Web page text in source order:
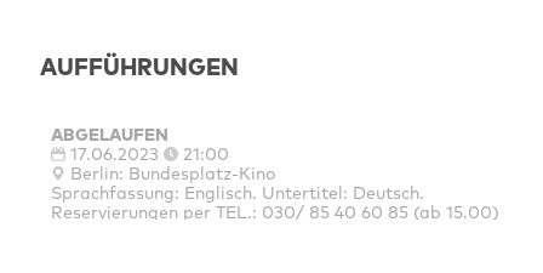
AUFFÜHRUNGEN
ABGELAUFEN
17.06.2023
21:00
Berlin: Bundesplatz-Kino
Sprachfassung: Englisch. Untertitel: Deutsch.
Reservierungen per TEL.: 030/ 85 40 60 85 (ab 15.00)